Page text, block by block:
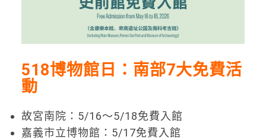
518博物館日：南部7大免費活
動
故宮南院：5/16～5/18免費入館
嘉義市立博物館：5/17免費入館